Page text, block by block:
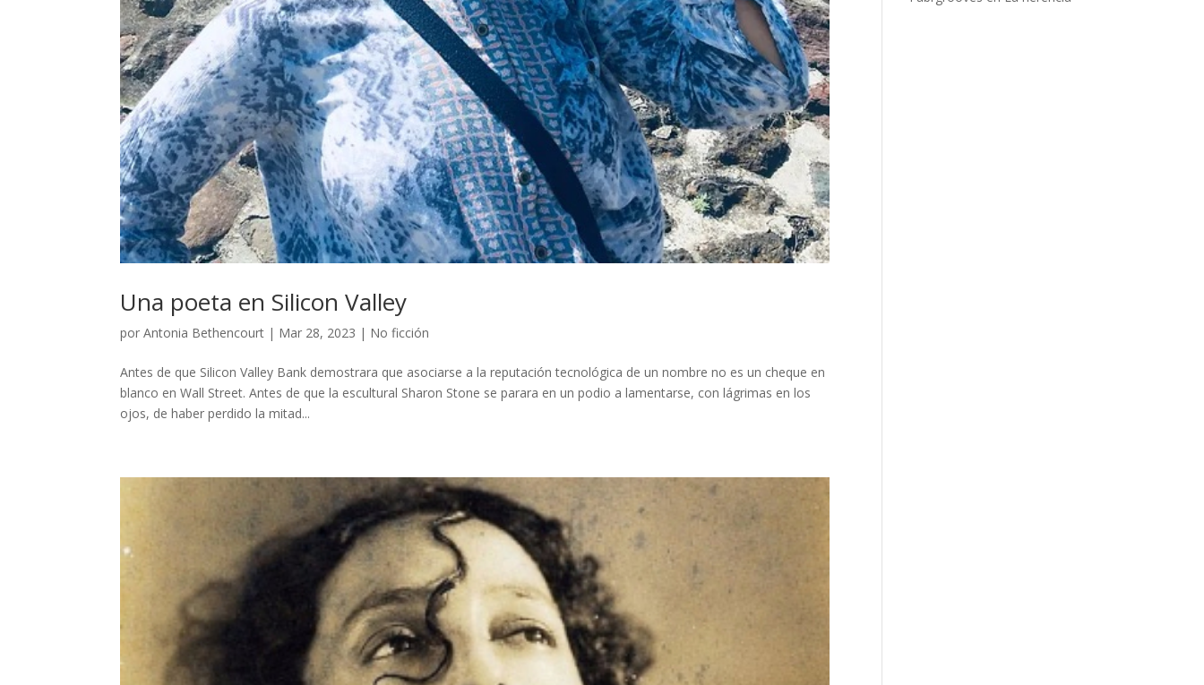
Una poeta en Silicon Valley
porAntonia Bethencourt | Mar 28, 2023 | No ficción
Antes de que Silicon Valley Bank demostrara que asociarse a la reputación tecnológica de un nombre no es un cheque en
blanco en Wall Street. Antes de que la escultural Sharon Stone se parara en un podio a lamentarse, con lágrimas en los
ojos, de haber perdido la mitad...